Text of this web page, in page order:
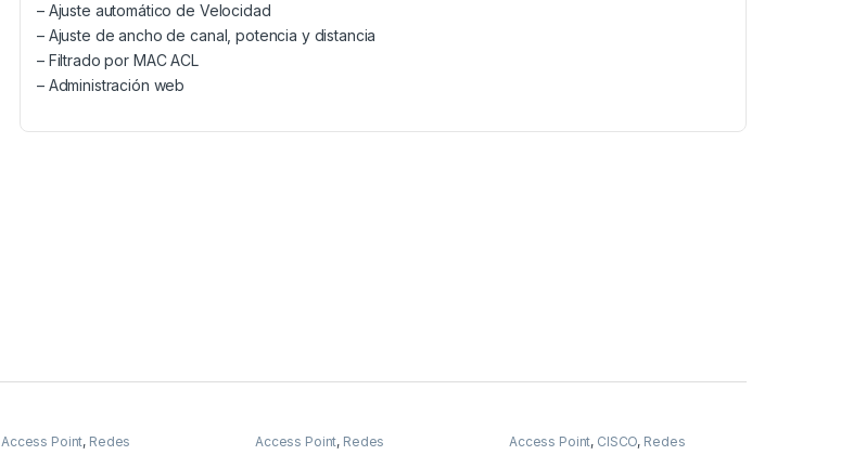
– Ajuste automático de Velocidad
– Ajuste de ancho de canal, potencia y distancia
– Filtrado por MAC ACL
– Administración web
Access Point, Redes Access Point, Redes Access Point, CISCO, Redes